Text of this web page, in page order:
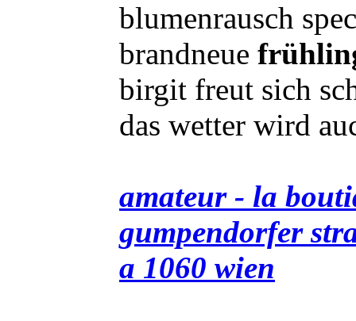
blumenrausch
brandneue
birgit freut sich
das wetter wird
amateur - la
gumpendorfer
a 1060 wien